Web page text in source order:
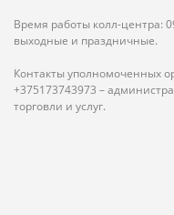
Время работы колл-центра:
выходные и праздничные.
Контакты уполномоченных
+375173743973 –
торговли и услуг.